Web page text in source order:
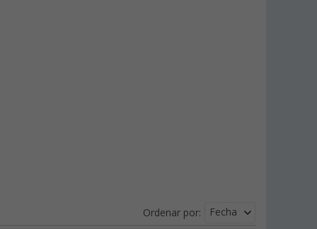
Ordenar por: Fecha